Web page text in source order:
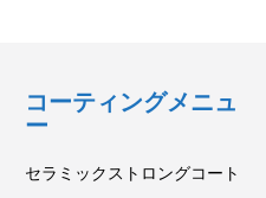
コーティングメニュ
ー
セラミックストロングコート